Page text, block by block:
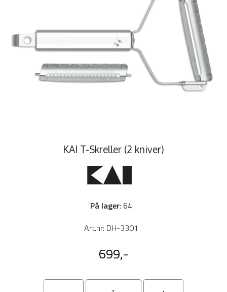
KAI T-Skreller (2 kniver)
På lager: 64
Art.nr: DH-3301
699,-